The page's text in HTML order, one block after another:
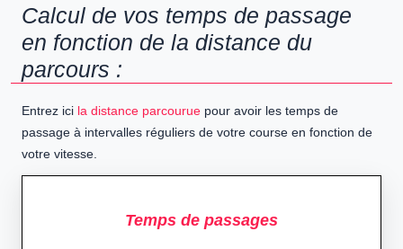
Calcul de vos temps de passage
en fonction de la distance du
parcours :
Entrez ici la distance parcourue pour avoir les temps de
passage à intervalles réguliers de votre course en fonction de
votre vitesse.
Temps de passages